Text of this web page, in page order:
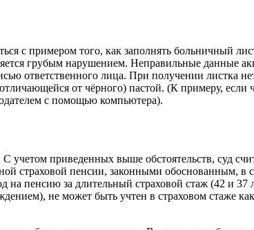
с примером того, как заполнять больничный
грубым нарушением. Неправильные данные
ответственного лица. При получении листка
от чёрного) пастой. (К примеру, если
с помощью компьютера).
учетом приведенных выше обстоятельств, суд
страховой пенсии, законными обоснованным, в
на пенсию за длительный страховой стаж (42 и
не может быть учтен в страховом стаже